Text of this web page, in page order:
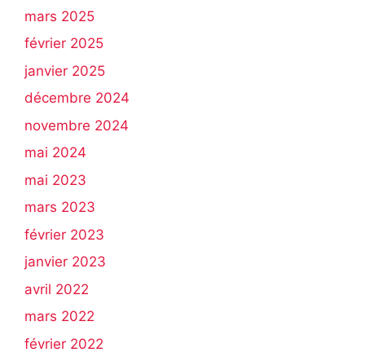
mars 2025
février 2025
janvier 2025
décembre 2024
novembre 2024
mai 2024
mai 2023
mars 2023
février 2023
janvier 2023
avril 2022
mars 2022
février 2022